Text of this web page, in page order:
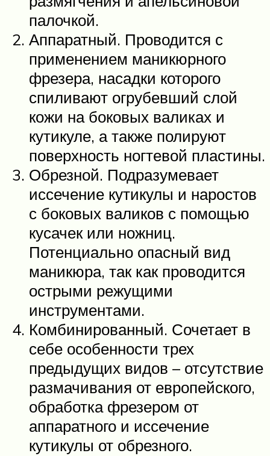
палочкой.
Аппаратный. Проводится с
применением маникюрного
фрезера, насадки которого
спиливают огрубевший слой
кожи на боковых валиках и
кутикуле, а также полируют
поверхность ногтевой пластины.
Обрезной. Подразумевает
иссечение кутикулы и наростов
с боковых валиков с помощью
кусачек или ножниц.
Потенциально опасный вид
маникюра, так как проводится
острыми режущими
инструментами.
Комбинированный. Сочетает в
себе особенности трех
предыдущих видов – отсутствие
размачивания от европейского,
обработка фрезером от
аппаратного и иссечение
кутикулы от обрезного.